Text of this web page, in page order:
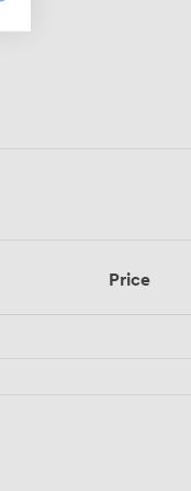
Price